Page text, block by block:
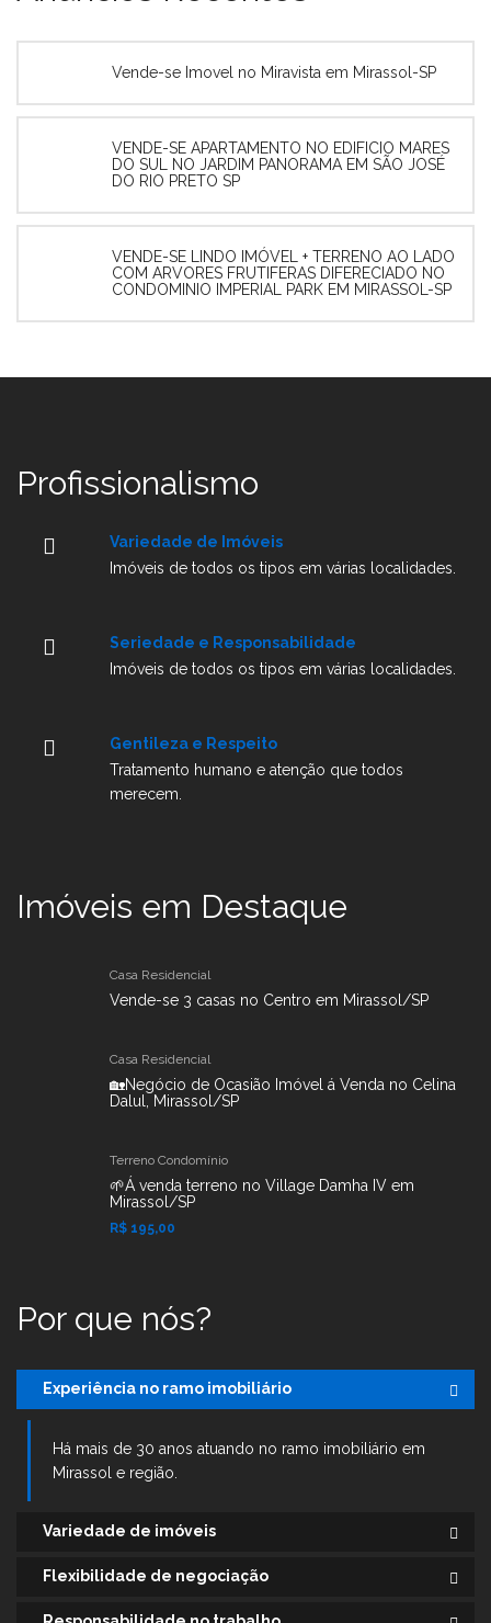
Vende-se Imovel no Miravista em Mirassol-SP
VENDE-SE APARTAMENTO NO EDIFICIO MARES
DO SUL NO JARDIM PANORAMA EM SÃO JOSÉ
DO RIO PRETO SP
VENDE-SE LINDO IMÓVEL + TERRENO AO LADO
COM ARVORES FRUTIFERAS DIFERECIADO NO
CONDOMINIO IMPERIAL PARK EM MIRASSOL-SP
Profissionalismo
Variedade de Imóveis
Imóveis de todos os tipos em várias localidades.
Seriedade e Responsabilidade
Imóveis de todos os tipos em várias localidades.
Gentileza e Respeito
Tratamento humano e atenção que todos
merecem.
Imóveis em Destaque
Casa Residencial
Vende-se 3 casas no Centro em Mirassol/SP
Casa Residencial
🏡Negócio de Ocasião Imóvel á Venda no Celina
Dalul, Mirassol/SP
Terreno Condomínio
🌱Á venda terreno no Village Damha IV em
Mirassol/SP
R$ 195,00
Por que nós?
Experiência no ramo imobiliário
Há mais de 30 anos atuando no ramo imobiliário em
Mirassol e região.
Variedade de imóveis
Flexibilidade de negociação